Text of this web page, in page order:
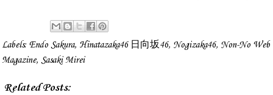
Labels: Endo Sakura, Hinatazaka46 日向坂46, Nogizaka46, Non-No Web
Magazine, Sasaki Mirei
Related Posts: